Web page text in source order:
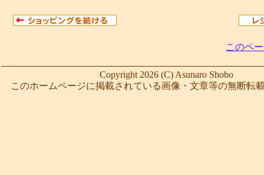
このペ
Copyright 2026 (C) Asunaro Shobo
このホームページに掲載されている画像・文章等の無断転